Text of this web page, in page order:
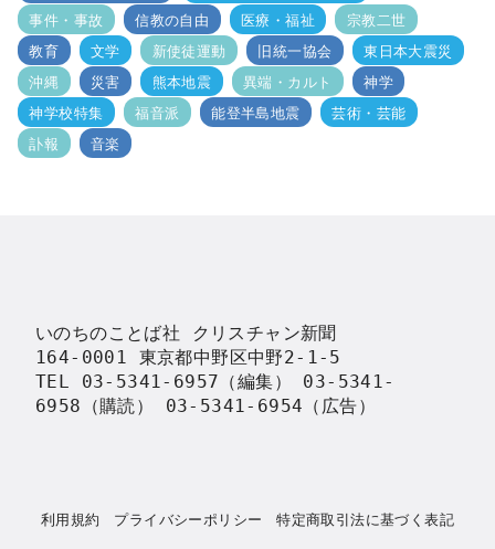
事件・事故
信教の自由 医療・福祉
宗教二世
教育
文学 新使徒運動 旧統一協会
東日本大震災
沖縄
災害 熊本地震 異端・カルト
神学
神学校特集
福音派 能登半島地震
芸術・芸能
訃報
音楽
いのちのことば社 クリスチャン新聞
164-0001 東京都中野区中野2-1-5
TEL 03-5341-6957（編集） 03-5341-
6958（購読） 03-5341-6954（広告）
利用規約 プライバシーポリシー
特定商取引法に基づく表記